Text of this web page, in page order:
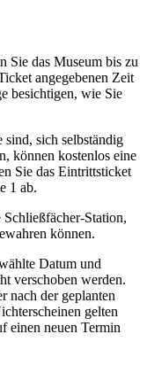
Sie das Museum bis zu
angegebenen Zeit
besichtigen, wie Sie
sind, sich selbständig
können kostenlos eine
Sie das Eintrittsticket
1 ab.
Station,
können.
Datum und
verschoben werden.
nach der geplanten
gelten
einen neuen Termin